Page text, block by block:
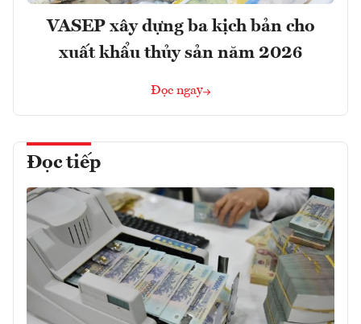
VASEP xây dựng ba kịch bản cho
xuất khẩu thủy sản năm 2026
Đọc ngay
Đọc tiếp